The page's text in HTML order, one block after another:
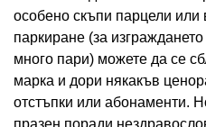
особено скъпи парцели или
паркиране (за
много пари) можете да се
марка и дори някакъв
отстъпки или абонаменти.
празен поради